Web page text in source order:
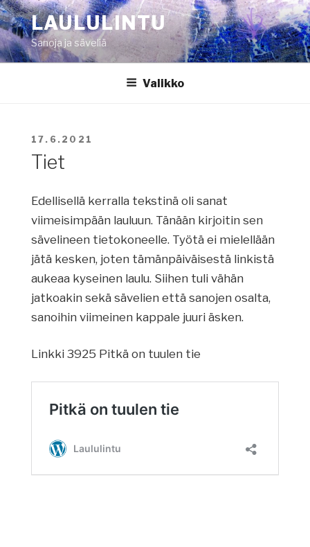
Siirry
sisältöönLAULULINTU
Sanoja ja säveliä
Valikko
JULKAISTU
17.6.2021
Tiet
Edellisellä kerralla tekstinä oli sanat
viimeisimpään lauluun. Tänään kirjoitin sen
sävelineen tietokoneelle. Työtä ei mielellään
jätä kesken, joten tämänpäiväisestä linkistä
aukeaa kyseinen laulu. Siihen tuli vähän
jatkoakin sekä sävelien että sanojen osalta,
sanoihin viimeinen kappale juuri äsken.
Linkki 3925 Pitkä on tuulen tie